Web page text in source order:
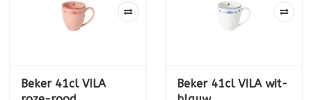
Beker 41cl VILA
Beker 41cl VILA wit-